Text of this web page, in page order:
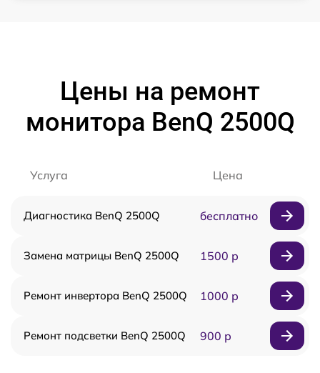
Цены на ремонт
монитора BenQ 2500Q
Услуга Цена
Диагностика BenQ 2500Q бесплатно
Замена матрицы BenQ 2500Q 1500 р
Ремонт инвертора BenQ 2500Q 1000 р
Ремонт подсветки BenQ 2500Q 900 р